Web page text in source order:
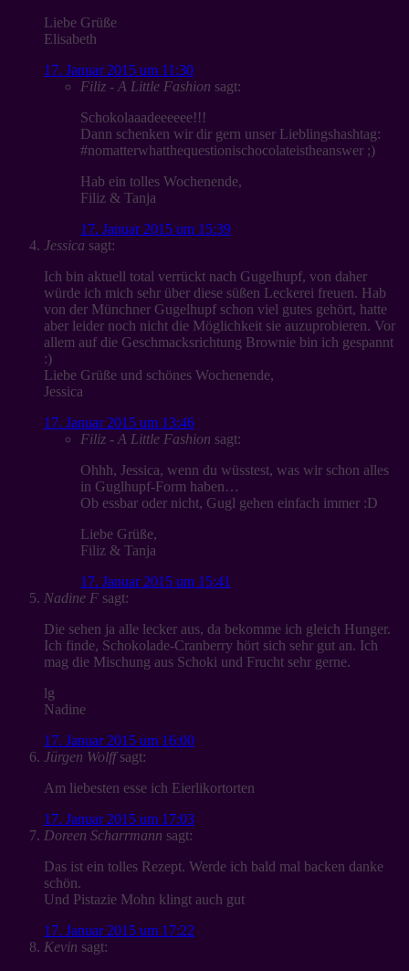
Liebe Grüße
Elisabeth
17. Januar 2015 um 11:30
Filiz - A Little Fashion sagt:
Schokolaaadeeeeee!!!
Dann schenken wir dir gern unser Lieblingshashtag:
#nomatterwhatthequestionischocolateistheanswer ;)
Hab ein tolles Wochenende,
Filiz & Tanja
17. Januar 2015 um 15:39
Jessica sagt:
Ich bin aktuell total verrückt nach Gugelhupf, von daher
würde ich mich sehr über diese süßen Leckerei freuen. Hab
von der Münchner Gugelhupf schon viel gutes gehört, hatte
aber leider noch nicht die Möglichkeit sie auzuprobieren. Vor
allem auf die Geschmacksrichtung Brownie bin ich gespannt
:)
Liebe Grüße und schönes Wochenende,
Jessica
17. Januar 2015 um 13:46
Filiz - A Little Fashion sagt:
Ohhh, Jessica, wenn du wüsstest, was wir schon alles
in Guglhupf-Form haben…
Ob essbar oder nicht, Gugl gehen einfach immer :D
Liebe Grüße,
Filiz & Tanja
17. Januar 2015 um 15:41
Nadine F sagt:
Die sehen ja alle lecker aus, da bekomme ich gleich Hunger.
Ich finde, Schokolade-Cranberry hört sich sehr gut an. Ich
mag die Mischung aus Schoki und Frucht sehr gerne.
lg
Nadine
17. Januar 2015 um 16:00
Jürgen Wolff sagt:
Am liebesten esse ich Eierlikortorten
17. Januar 2015 um 17:03
Doreen Scharrmann sagt:
Das ist ein tolles Rezept. Werde ich bald mal backen danke
schön.
Und Pistazie Mohn klingt auch gut
17. Januar 2015 um 17:22
Kevin sagt: